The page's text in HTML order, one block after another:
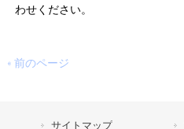
わせください。
« 前のページ
サイトマップ